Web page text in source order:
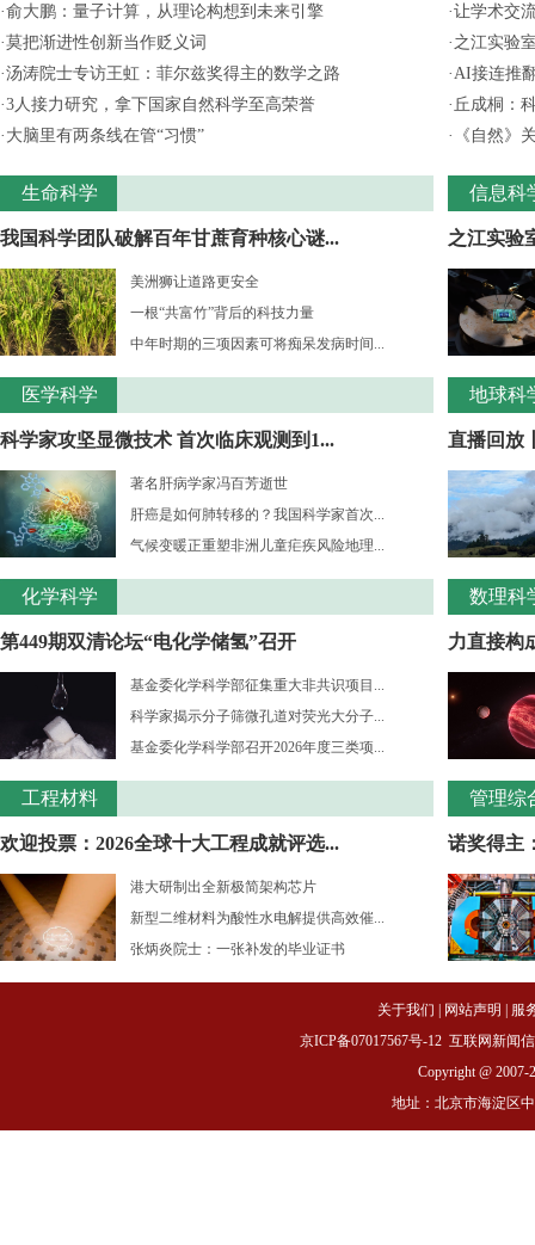
·俞大鹏：量子计算，从理论构想到未来引擎
·莫把渐进性创新当作贬义词
·汤涛院士专访王虹：菲尔兹奖得主的数学之路
·3人接力研究，拿下国家自然科学至高荣誉
· 大脑里有两条线在管“习惯”
生命科学
我国科学团队破解百年甘蔗育种核心谜...
美洲狮让道路更安全
一根“共富竹”背后的科技力量
中年时期的三项因素可将痴呆发病时间...
医学科学
科学家攻坚显微技术 首次临床观测到1...
著名肝病学家冯百芳逝世
肝癌是如何肺转移的？我国科学家首次...
气候变暖正重塑非洲儿童疟疾风险地理...
化学科学
第449期双清论坛“电化学储氢”召开
基金委化学科学部征集重大非共识项目...
科学家揭示分子筛微孔道对荧光大分子...
基金委化学科学部召开2026年度三类项...
工程材料
欢迎投票：2026全球十大工程成就评选...
港大研制出全新极简架构芯片
新型二维材料为酸性水电解提供高效催...
张炳炎院士：一张补发的毕业证书
·让学术交
· 之江实验
·AI接连推
· 丘成桐：
·
《自然》
信息科
之江实验
地球科
直播回放
数理科
力直接构
管理综
诺奖得主
关于我们 网站声明
服
京ICP备07017567号-12 互联网新闻
Copyright @ 2007-
地址：北京市海淀区